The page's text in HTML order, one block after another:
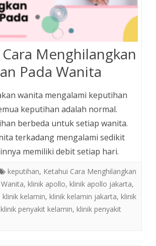
Menghilangkan
Pada Wanita
wanita mengalami keputihan
keputihan adalah normal.
berbeda untuk setiap wanita.
terkadang mengalami sedikit
memiliki debit setiap hari.
keputihan, Ketahui Cara Menghilangkan
, klinik apollo, klinik apollo jakarta,
klinik kelamin, klinik kelamin jakarta, klinik
klinik penyakit kelamin, klinik penyakit